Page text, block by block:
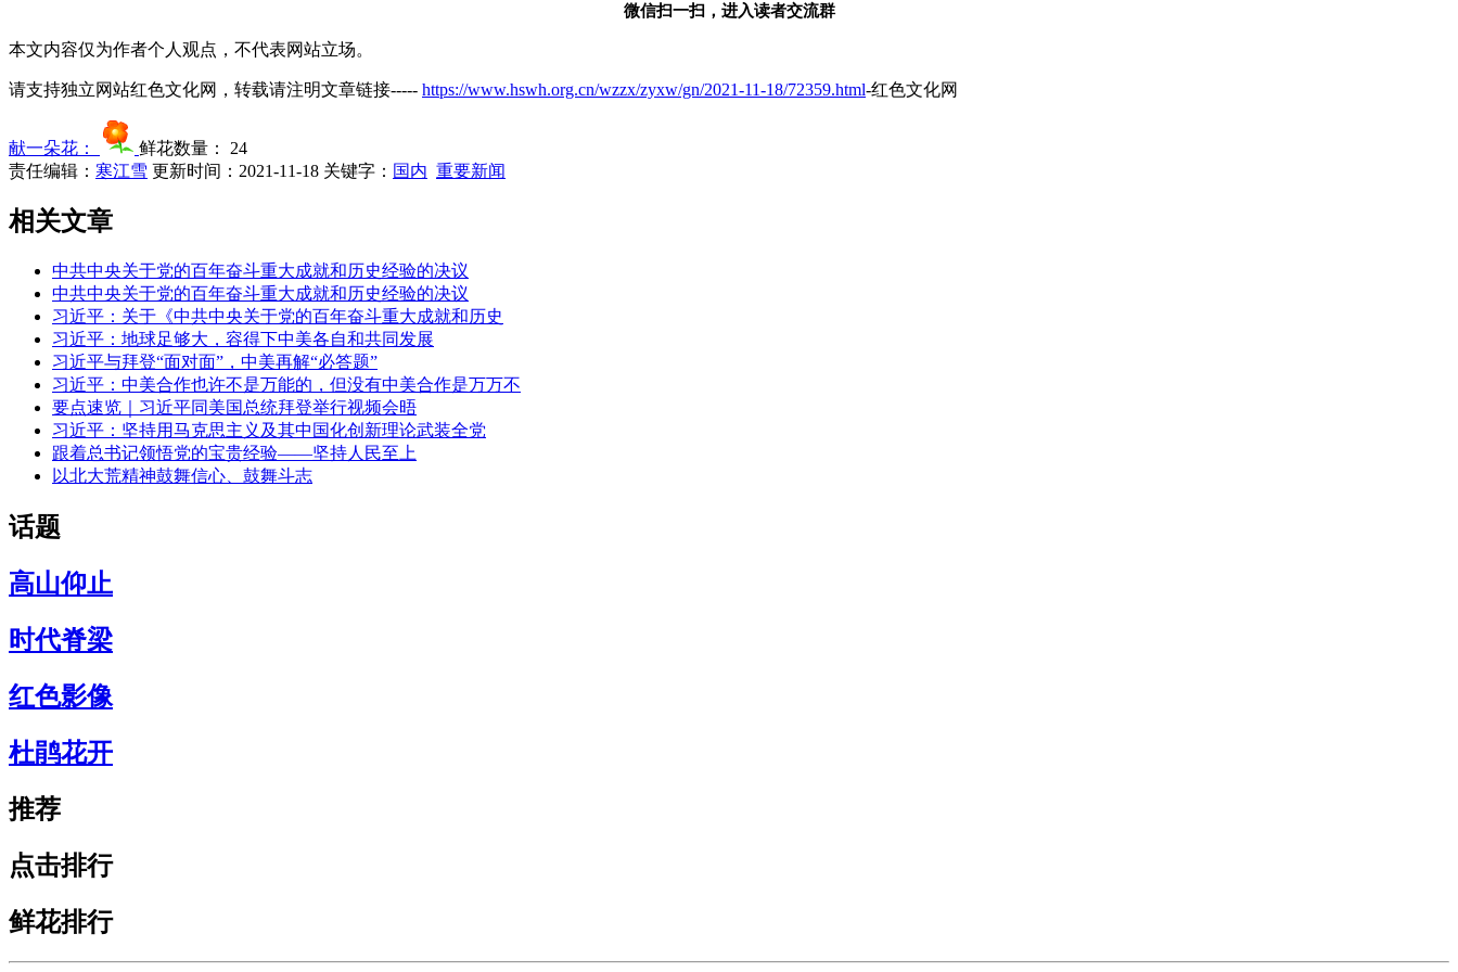
微信扫一扫，进入读者交流群
本文内容仅为作者个人观点，不代表网站立场。
请支持独立网站红色文化网，转载请注明文章链接----- https://www.hswh.org.cn/wzzx/zyxw/gn/2021-11-18/72359.html-红色文化网
献一朵花： 鲜花数量： 24
责任编辑： 寒江雪 更新时间：2021-11-18 关键字： 国内 重要新闻
相关文章
中共中央关于党的百年奋斗重大成就和历史经验的决议
中共中央关于党的百年奋斗重大成就和历史经验的决议
习近平：关于《中共中央关于党的百年奋斗重大成就和历史
习近平：地球足够大，容得下中美各自和共同发展
习近平与拜登“面对面”，中美再解“必答题”
习近平：中美合作也许不是万能的，但没有中美合作是万万不
要点速览｜习近平同美国总统拜登举行视频会晤
习近平：坚持用马克思主义及其中国化创新理论武装全党
跟着总书记领悟党的宝贵经验——坚持人民至上
以北大荒精神鼓舞信心、鼓舞斗志
话题
高山仰止
时代脊梁
红色影像
杜鹃花开
推荐
点击排行
鲜花排行